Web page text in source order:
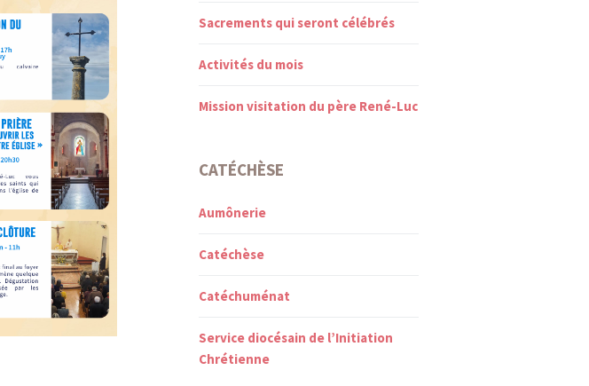
Sacrements qui seront célébrés
Activités du mois
Mission visitation du père René-Luc
CATÉCHÈSE
Aumônerie
Catéchèse
Catéchuménat
Service diocésain de l’Initiation
Chrétienne